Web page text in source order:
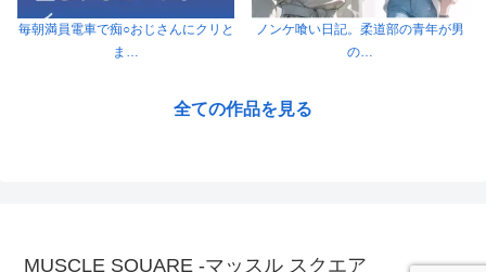
毎朝満員電車で痴○おじさんにクリと
ま…
ノンケ喰い日記。柔道部の青年が男
の…
全ての作品を見る
MUSCLE SQUARE -マッスル スクエア